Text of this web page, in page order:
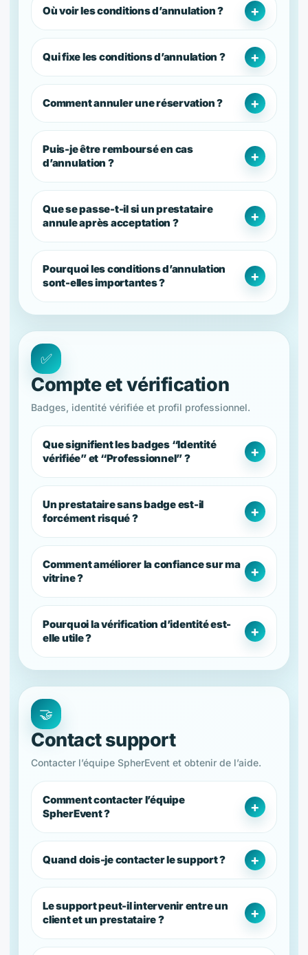
Où voir les conditions d’annulation ?
Qui fixe les conditions d’annulation ?
Comment annuler une réservation ?
Puis-je être remboursé en cas
d’annulation ?
Que se passe-t-il si un prestataire
annule après acceptation ?
Pourquoi les conditions d’annulation
sont-elles importantes ?
✅
Compte et vérification
Badges, identité vérifiée et profil professionnel.
Que signifient les badges “Identité
vérifiée” et “Professionnel” ?
Un prestataire sans badge est-il
forcément risqué ?
Comment améliorer la confiance sur ma
vitrine ?
Pourquoi la vérification d’identité est-
elle utile ?
🤝
Contact support
Contacter l’équipe SpherEvent et obtenir de l’aide.
Comment contacter l’équipe
SpherEvent ?
Quand dois-je contacter le support ?
Le support peut-il intervenir entre un
client et un prestataire ?